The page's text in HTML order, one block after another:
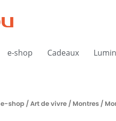
e-shop Cadeaux
e-shop /Art de vivre / Montres /